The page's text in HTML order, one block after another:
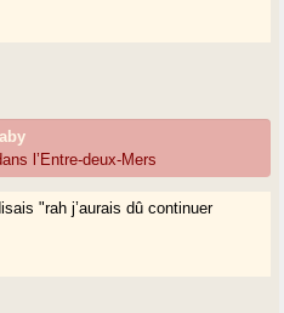
l’Entre-deux-Mers
"rah j’aurais dû continuer